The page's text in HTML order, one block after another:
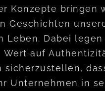
Konzepte bringen
Geschichten
Leben. Dabei legen
Wert auf
sicherzustellen,
Unternehmen in